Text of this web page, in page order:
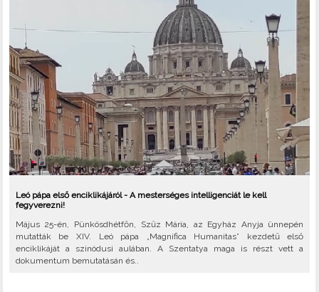
Leó pápa első enciklikájáról - A mesterséges intelligenciát le kell
fegyverezni!
Május 25-én, Pünkösdhétfőn, Szűz Mária, az Egyház Anyja ünnepén
mutatták be XIV. Leó pápa „Magnifica Humanitas” kezdetű első
enciklikáját a szinódusi aulában. A Szentatya maga is részt vett a
dokumentum bemutatásán és..